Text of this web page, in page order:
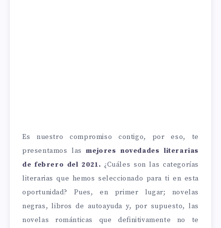
Es nuestro compromiso contigo, por eso, te
presentamos lasmejores novedades literarias
de febrero del 2021.¿Cuáles son las categorías
literarias que hemos seleccionado para ti en esta
oportunidad? Pues, en primer lugar; novelas
negras, libros de autoayuda y, por supuesto, las
novelas románticas que definitivamente no te